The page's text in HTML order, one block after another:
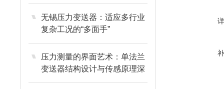
无锡压力变送器：适应多行业
复杂工况的“多面手”
压力测量的界面艺术：单法兰
变送器结构设计与传感原理深
度剖析